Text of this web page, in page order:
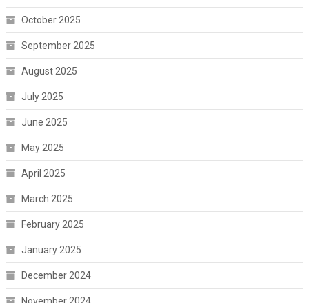
October 2025
September 2025
August 2025
July 2025
June 2025
May 2025
April 2025
March 2025
February 2025
January 2025
December 2024